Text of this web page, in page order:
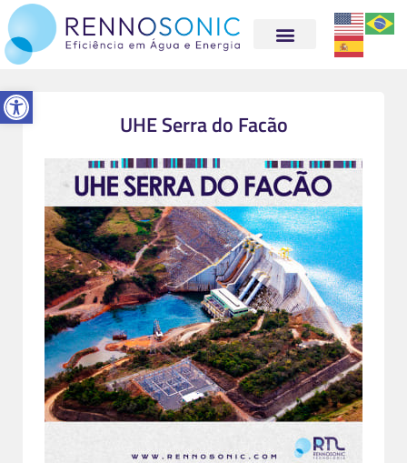
Abrir a barra de ferramentas
UHE Serra do Facão